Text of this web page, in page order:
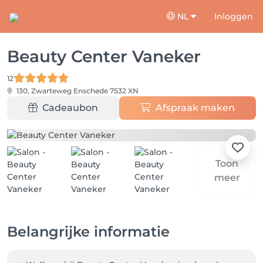
NL Inloggen
Beauty Center Vaneker
12
130, Zwarteweg Enschede 7532 XN
Cadeaubon Afspraak maken
Toon
meer
Belangrijke informatie